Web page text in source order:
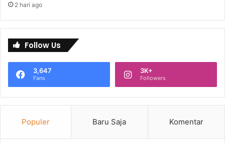
2 hari ago
Follow Us
3,647
Fans
3K+
Followers
Populer Baru Saja Komentar